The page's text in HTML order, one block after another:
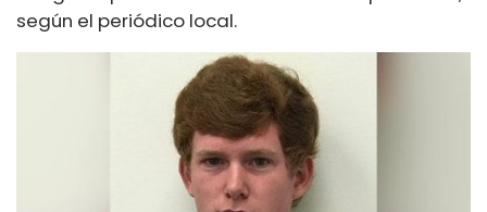
según el periódico local.